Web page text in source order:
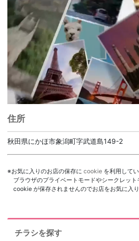
住所
秋田県にかほ市象潟町字武道島149-2
※お気に入りのお店の保存に cookie を利用してい
ブラウザのプライベートモードやシークレッ
cookie が保存されませんのでお店をお気に入り
チラシを探す